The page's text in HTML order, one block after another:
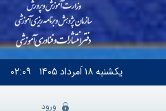
یکشنبه۱۸ اَمرداد ۱۴۰۵ ۰۲:۰۹
ورود